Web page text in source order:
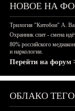
НОВОЕ НА
Трилогия "Китобои" А.
Охранник спит - смена
80% российского
и наркологии.
Перейти на форум
ОБЛАКО